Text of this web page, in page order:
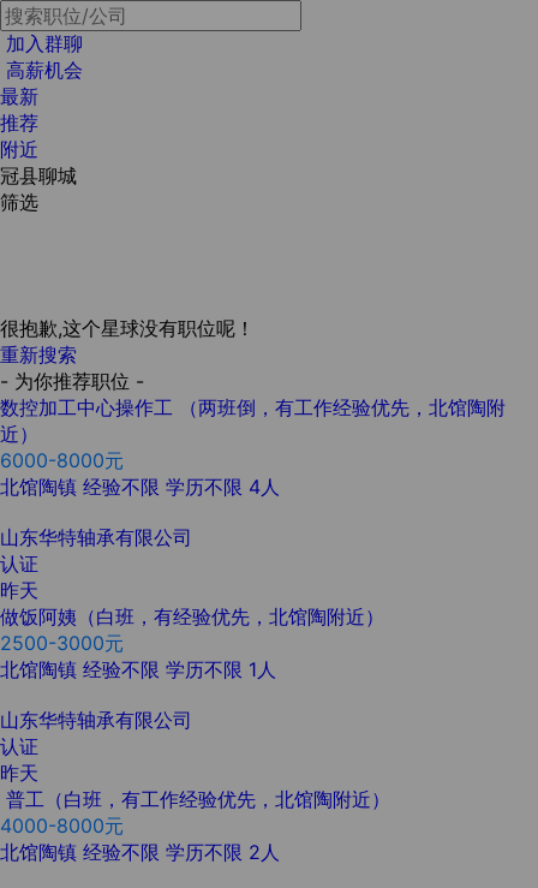
加入群聊
高薪机会
最新
推荐
附近
冠县聊城
筛选
很抱歉,这个星球没有职位呢！
重新搜索
- 为你推荐职位 -
数控加工中心操作工 （两班倒，有工作经验优先，北馆陶附
近）
6000-8000元
北馆陶镇 经验不限 学历不限 4人
山东华特轴承有限公司
认证
昨天
做饭阿姨（白班，有经验优先，北馆陶附近）
2500-3000元
北馆陶镇 经验不限 学历不限 1人
山东华特轴承有限公司
认证
昨天
普工（白班，有工作经验优先，北馆陶附近）
4000-8000元
北馆陶镇 经验不限 学历不限 2人